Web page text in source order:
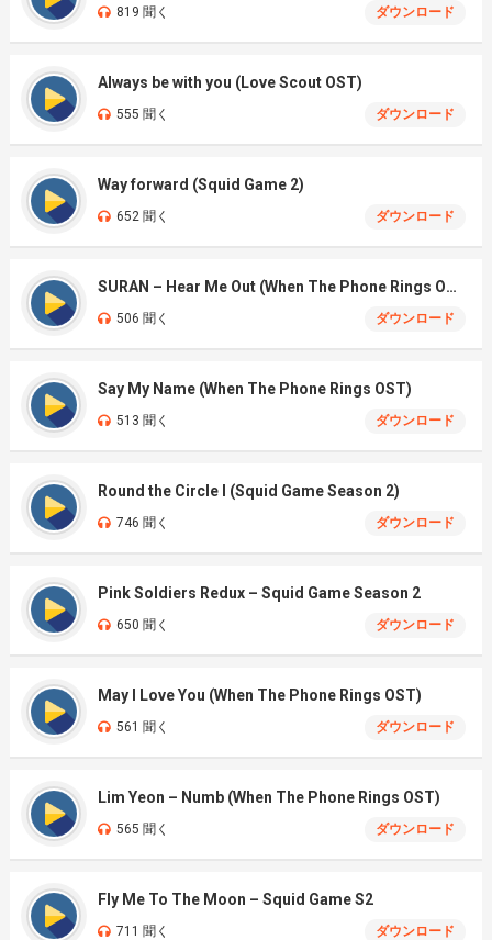
819 聞く ダウンロード
Always be with you (Love Scout OST)
555 聞く ダウンロード
Way forward (Squid Game 2)
652 聞く ダウンロード
SURAN – Hear Me Out (When The Phone Rings OST)
506 聞く ダウンロード
Say My Name (When The Phone Rings OST)
513 聞く ダウンロード
Round the Circle I (Squid Game Season 2)
746 聞く ダウンロード
Pink Soldiers Redux – Squid Game Season 2
650 聞く ダウンロード
May I Love You (When The Phone Rings OST)
561 聞く ダウンロード
Lim Yeon – Numb (When The Phone Rings OST)
565 聞く ダウンロード
Fly Me To The Moon – Squid Game S2
711 聞く ダウンロード